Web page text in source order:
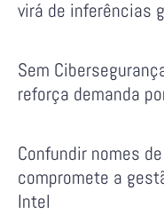
virá de inferências
Sem
reforça demanda
Confundir nomes
compromete a
Intel